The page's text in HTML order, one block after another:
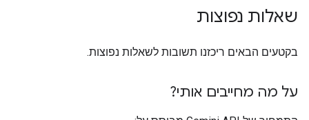
שאלות נפוצות
בקטעים הבאים ריכזנו תשובות לשאלות נפוצות.
על מה מחייבים אותי?